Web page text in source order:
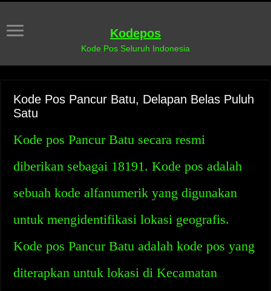
Kodepos
Kode Pos Seluruh Indonesia
Kode Pos Pancur Batu, Delapan Belas Puluh
Satu
Kode pos Pancur Batu secara resmi
diberikan sebagai 18191. Kode pos adalah
sebuah kode alfanumerik yang digunakan
untuk mengidentifikasi lokasi geografis.
Kode pos Pancur Batu adalah kode pos yang
diterapkan untuk lokasi di Kecamatan